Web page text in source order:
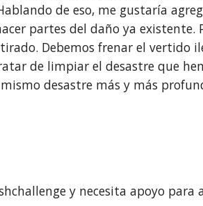
de eso, me gustaría
partes del daño ya existente.
Debemos frenar el vertido
de limpiar el desastre que
desastre más y más
y necesita apoyo